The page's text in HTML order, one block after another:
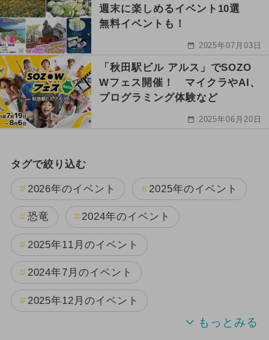
週末に楽しめるイベント10選
無料イベントも！
2025年07月03日
「秋田駅ビル アルス」でSOZO
Wフェス開催！ マイクラやAI、
プログラミング体験など
2025年06月20日
タグで絞り込む
2026年のイベント 2025年のイベント
恐竜 2024年のイベント
2025年11月のイベント
2024年7月のイベント
2025年12月のイベント